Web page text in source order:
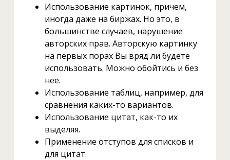
Использование картинок, причем,
иногда даже на биржах. Но это, в
большинстве случаев, нарушение
авторских прав. Авторскую картинку
на первых порах Вы вряд ли будете
использовать. Можно обойтись и без
нее.
Использование таблиц, например, для
сравнения каких-то вариантов.
Использование цитат, как-то их
выделяя.
Применение отступов для списков и
для цитат.